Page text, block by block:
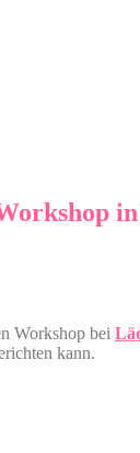
Workshop bei
kann.